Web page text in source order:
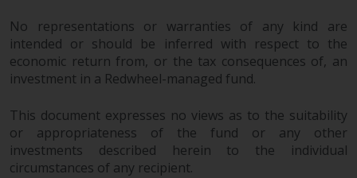
No representations or warranties of any kind are
intended or should be inferred with respect to the
economic return from, or the tax consequences of, an
investment in a Redwheel-managed fund.
This document expresses no views as to the suitability
or appropriateness of the fund or any other
investments described herein to the individual
circumstances of any recipient.